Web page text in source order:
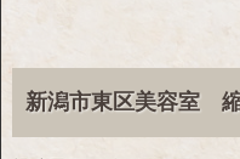
新潟市東区美容室